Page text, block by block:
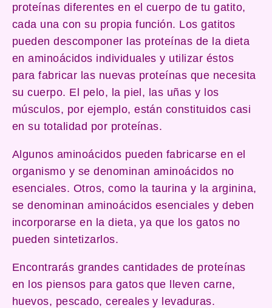
proteínas diferentes en el cuerpo de tu gatito,
cada una con su propia función. Los gatitos
pueden descomponer las proteínas de la dieta
en aminoácidos individuales y utilizar éstos
para fabricar las nuevas proteínas que necesita
su cuerpo. El pelo, la piel, las uñas y los
músculos, por ejemplo, están constituidos casi
en su totalidad por proteínas.
Algunos aminoácidos pueden fabricarse en el
organismo y se denominan aminoácidos no
esenciales. Otros, como la taurina y la arginina,
se denominan aminoácidos esenciales y deben
incorporarse en la dieta, ya que los gatos no
pueden sintetizarlos.
Encontrarás grandes cantidades de proteínas
en los piensos para gatos que lleven carne,
huevos, pescado, cereales y levaduras.